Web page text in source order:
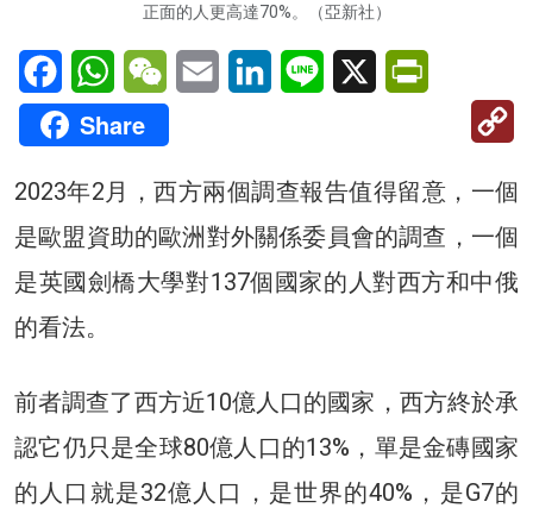
正面的人更高達70%。（亞新社）
FacebookWhatsAppWeChatEmail LinkedInLine X
Share
2023年2月，西方兩個調查報告值得留意，一個
是歐盟資助的歐洲對外關係委員會的調查，一個
是英國劍橋大學對137個國家的人對西方和中俄
的看法。
前者調查了西方近10億人口的國家，西方終於承
認它仍只是全球80億人口的13%，單是金磚國家
的人口就是32億人口，是世界的40%，是G7的